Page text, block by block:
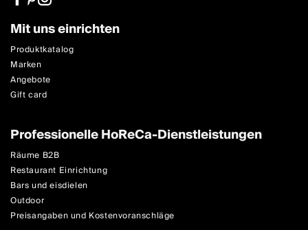
Mit uns einrichten
Produktkatalog
Marken
Angebote
Gift card
Professionelle HoReCa-Dienstleistungen
Räume B2B
Restaurant Einrichtung
Bars und eisdielen
Outdoor
Preisangaben und Kostenvoranschläge